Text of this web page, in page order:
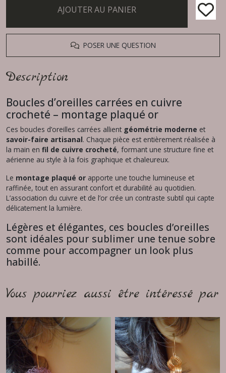
AJOUTER AU PANIER
POSER UNE QUESTION
Description
Boucles d’oreilles carrées en cuivre
crocheté – montage plaqué or
Ces boucles d’oreilles carrées allient géométrie moderne et
savoir-faire artisanal. Chaque pièce est entièrement réalisée à
la main en fil de cuivre crocheté, formant une structure fine et
aérienne au style à la fois graphique et chaleureux.
Le montage plaqué or apporte une touche lumineuse et
raffinée, tout en assurant confort et durabilité au quotidien.
L’association du cuivre et de l’or crée un contraste subtil qui capte
délicatement la lumière.
Légères et élégantes, ces boucles d’oreilles
sont idéales pour sublimer une tenue sobre
comme pour accompagner un look plus
habillé.
Vous pourriez aussi être intéressé par